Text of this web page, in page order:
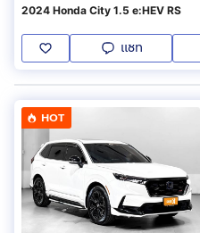
2024 Honda City 1.5 e:HEV RS
แชท
HOT